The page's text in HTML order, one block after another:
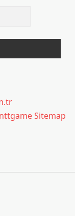
nttgameSitemap